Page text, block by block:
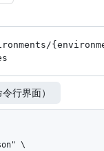
/
行界面）